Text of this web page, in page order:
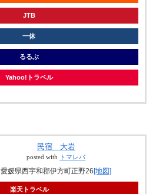
JTB
一休
るるぶ
Yahoo!トラベル
民宿 大岩
posted with トマレバ
愛媛県西宇和郡伊方町正野26[地図]
楽天トラベル